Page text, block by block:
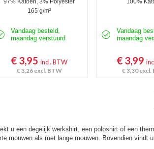
165 g/m²
Vandaag besteld,
maandag verstuurd
€ 3,95incl. BTW
€ 3,26 excl. BTW
Vandaag
maandag
€ 3,99
€ 3,30excl.
u een degelijk werkshirt, een poloshirt of een
mouwen als met lange mouwen. Bovendien vindt